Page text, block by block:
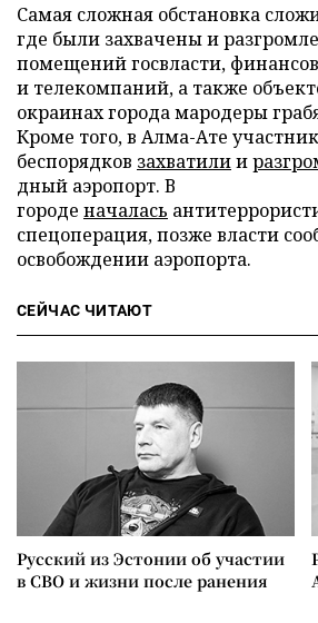
Самая сложная обстановка
где были захвачены и
помещений госвласти,
и телекомпаний, а также
окраинах города мародеры
Кроме того, в Алма-Ате
беспорядков захватилии
дный аэропорт. В
городе началась
спецоперация, позже власти
освобождении аэропорта.
СЕЙЧАС ЧИТАЮТ
Русский из Эстонии об участии
в СВО и жизни после ранения